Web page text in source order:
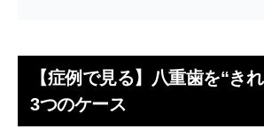
【症例で見る】八重歯を“き
3つのケース